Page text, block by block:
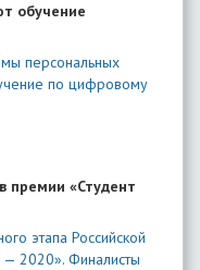
обучение
персональных
по цифровому
премии «Студент
этапа Российской
— 2020». Финалисты